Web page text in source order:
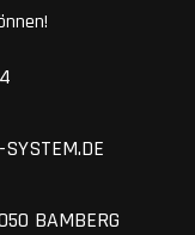
BAMBERG